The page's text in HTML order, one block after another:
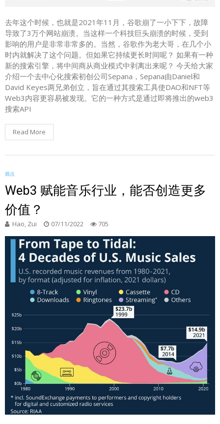
去年这个时候，也就是2021年11月，谷歌崩了一小下下，故障
导致了3万个网站崩溃。当这样一个科技巨头崩溃的时候，受到
影响的用户是非常非常多的。当然，谷歌作为老大哥，在几个小
时内就解决了这个问题。但如果它持续更长时间呢？ 如果有一种
新的搜索引擎，将中间商从商业模式中剥离出来呢？ 今天给大家
介绍一个去中心化搜索初创公司Sepana，Sepana由Daniel和
David Keyes两兄弟创立，旨在通过其搜索工具使DAO和NFT等
Web3内容更容易被发现。它的一种方式是通过即将推出的web3
搜索API
Read More
观点
Web3 赋能音乐行业，能否创造更多
价值？
Hao, Zui 07/11/2022 705